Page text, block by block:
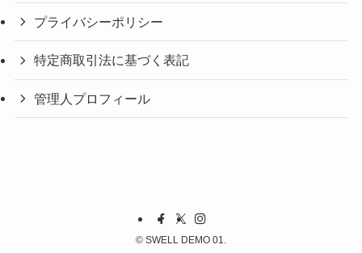
プライバシーポリシー
特定商取引法に基づく表記
管理人プロフィール
© SWELL DEMO 01.